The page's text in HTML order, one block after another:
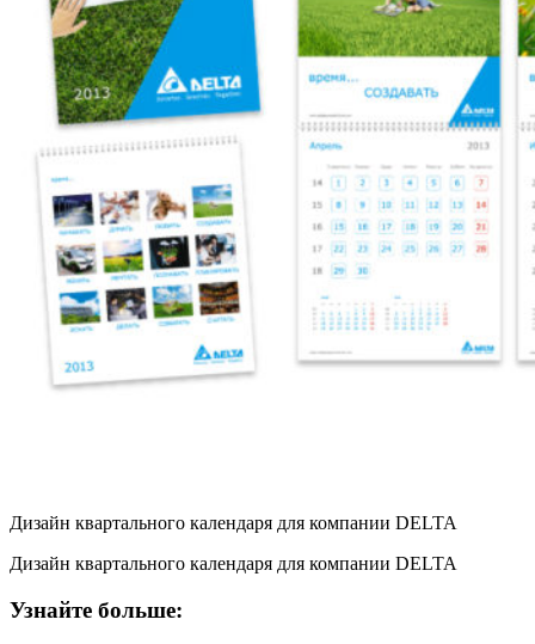
Дизайн квартального календаря для компании DELTA
Дизайн квартального календаря для компании DELTA
Узнайте больше: